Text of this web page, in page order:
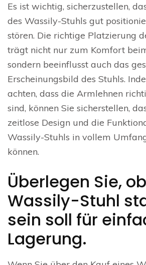
Es ist wichtig, sicherzustellen,
des Wassily-Stuhls gut
stören. Die richtige Platzierung
trägt nicht nur zum Komfort
sondern beeinflusst auch das
Erscheinungsbild des Stuhls.
achten, dass die Armlehnen
sind, können Sie sicherstellen,
zeitlose Design und die
Wassily-Stuhls in vollem
können.
Überlegen Sie,
Wassily-Stuhl
sein soll für
Lagerung.